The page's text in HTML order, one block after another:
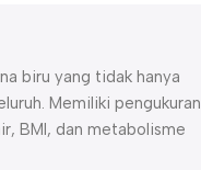
biru yang tidak hanya
Memiliki pengukuran
BMI, dan metabolisme